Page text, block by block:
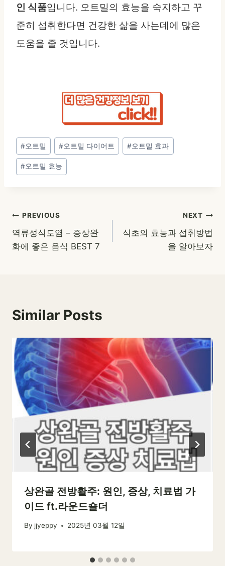
인 식품입니다. 오트밀의 효능을 숙지하고 꾸
준히 섭취한다면 건강한 삶을 사는데에 많은
도움을 줄 것입니다.
Post
Tags:
#오트밀 #오트밀 다이어트 #오트밀 효과
#오트밀 효능
글
탐
PREVIOUS
역류성식도염 – 증상완
화에 좋은 음식 BEST 7
NEXT
식초의 효능과 섭취방법
을 알아보자
Similar Posts
상완골 전방활주: 원인, 증상, 치료법 가
이드 ft.라운드숄더
By jjyeppy 2025년 03월 12일